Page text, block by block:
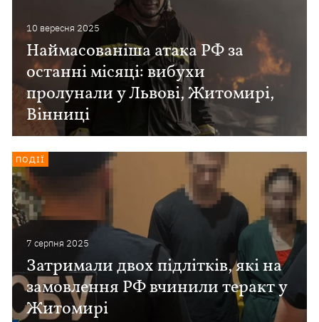
10 вересня 2025
Наймасованіша атака РФ за
останні місяці: вибухи
пролунали у Львові, Житомирі,
Вінниці
7 серпня 2025
Затримали двох підлітків, які на
замовлення РФ вчинили теракт у
Житомирі
ПОДІЇ